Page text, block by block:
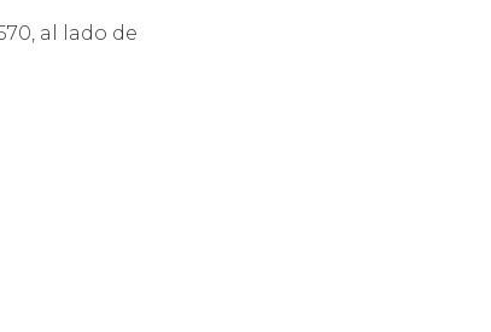
al lado de